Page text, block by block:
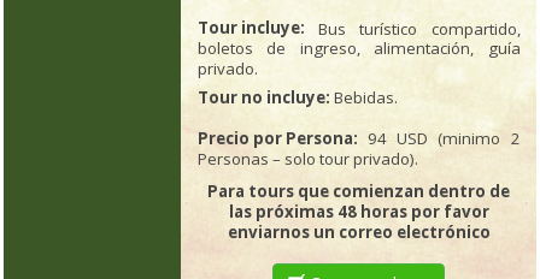
Tour incluye: Bus turístico compartido,
boletos de ingreso, alimentación, guía
privado.
Tour no incluye: Bebidas.
Precio por Persona: 94 USD (minimo 2
Personas – solo tour privado).
Para tours que comienzan dentro de
las próximas 48 horas por favor
enviarnos un correo electrónico